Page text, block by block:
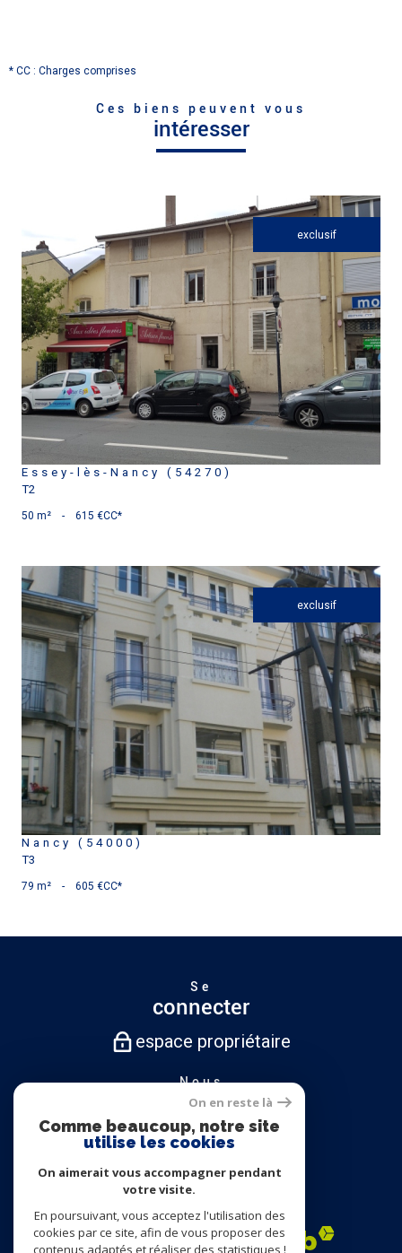
* CC : Charges comprises
Ces biens peuvent vous
intéresser
exclusif
voir le bien
Essey-lès-Nancy (54270)
T2
50 m² - 615 €CC*
exclusif
Nancy (54000)
T3
79 m² - 605 €CC*
Se
connecter
espace propriétaire
Nous
suivre
Nous
adhérons
On en reste là
Comme beaucoup, notre site
utilise les cookies
On aimerait vous accompagner pendant
votre visite.
En poursuivant, vous acceptez l'utilisation des
cookies par ce site, afin de vous proposer des
contenus adaptés et réaliser des statistiques !